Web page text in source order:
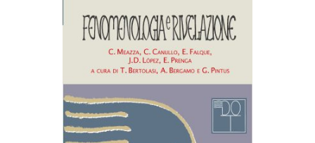
AGGIUNGI AL CARRELLO